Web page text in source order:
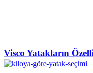
Visco Yatakların